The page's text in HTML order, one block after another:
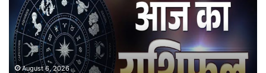
अगस्त
2026
कर्क
राशि
के
August 6, 2026